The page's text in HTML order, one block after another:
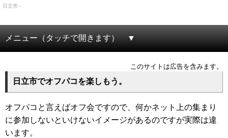
日立市 -
メニュー（タッチで開きます）
このサイトは広告を含みます。
日立市でオフパコを楽しもう。
オフパコと言えばオフ会ですので、何かネット上の集まり
に参加しないといけないイメージがあるのですが実際は違
います。